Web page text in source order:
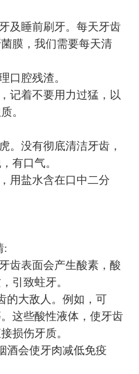
及睡前刷牙。每天牙齿
膜，我们需要每天清
口腔残渣。
记着不要用力过猛，以
。
。没有彻底清洁牙齿，
有口气。
用盐水含在口中二分
:
齿表面会产生酸素，酸
引致蛀牙。
的大敌人。例如，可
这些酸性液体，使牙齿
损伤牙质。
酒会使牙肉减低免疫